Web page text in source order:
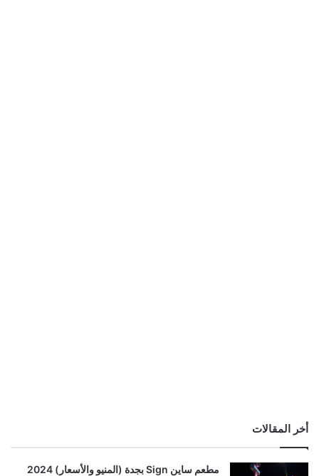
أخر المقالات
مطعم ساين Sign بجدة (المنيو والأسعار) 2024